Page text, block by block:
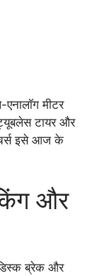
मीटर
टायर और
इसे आज के
और
ब्रेक और